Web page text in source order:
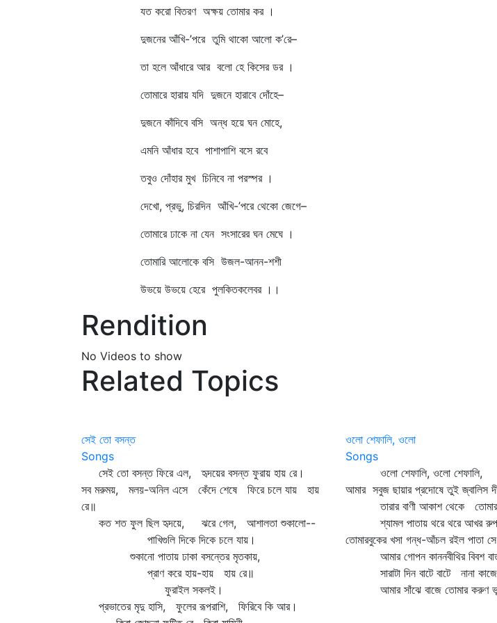
যত করো বিতরণ অক্ষয় তোমার কর ।
দুজনের আঁখি-’পরে তুমি থাকো আলো ক’রে–
তা হলে আঁধারে আর বলো হে কিসের ডর ।
তোমারে হারায় যদি দুজনে হারাবে দোঁহে–
দুজনে কাঁদিবে বসি অন্ধ হয়ে ঘন মোহে,
এমনি আঁধার হবে পাশাপাশি বসে রবে
তবুও দোঁহার মুখ চিনিবে না পরস্পর ।
দেখো, প্রভু, চিরদিন আঁখি-’পরে থেকো জেগে–
তোমারে ঢাকে না যেন সংসারের ঘন মেঘে ।
তোমারি আলোকে বসি উজল-আনন-শশী
উভয়ে উভয়ে হেরে পুলকিতকলেবর ।।
Rendition
No Videos to show
Related Topics
সেই তো বসন্ত
Songs
সেই তো বসন্ত ফিরে এল, হৃদয়ের বসন্ত ফুরায় হায় রে।
সব মরুময়, মলয়-অনিল এসে কেঁদে শেষে ফিরে চলে যায় হায়
রে॥
কত শত ফুল ছিল হৃদয়ে, ঝরে গেল, আশালতা শুকালো--
পাখিগুলি দিকে দিকে চলে যায়।
শুকানো পাতায় ঢাকা বসন্তের মৃতকায়,
প্রাণ করে হায়-হায় হায় রে॥
ফুরাইল সকলই।
প্রভাতের মৃদু হাসি, ফুলের রূপরাশি, ফিরিবে কি আর।
ওলো শেফালি, ওলো
Songs
ওলো শেফালি, ওলো শেফালি,
আমার সবুজ ছায়ার প্রদোষে তুই জ্বালিস
তারার বাণী আকাশ থেকে তোমার
শ্যামল পাতায় থরে থরে আখর
তোমারবুকের খসা গন্ধ-আঁচল রইল পাতা সে
আমার গোপন কাননবীথির বিবশ
সারাটা দিন বাটে বাটে নানা কাজে
আমার সাঁঝে বাজে তোমার করুণ